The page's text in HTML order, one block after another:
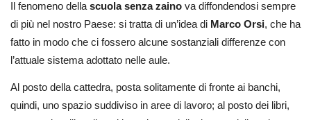
Il fenomeno della scuola senza zaino va diffondendosi sempre
di più nel nostro Paese: si tratta di un’idea di Marco Orsi, che ha
fatto in modo che ci fossero alcune sostanziali differenze con
l’attuale sistema adottato nelle aule.
Al posto della cattedra, posta solitamente di fronte ai banchi,
quindi, uno spazio suddiviso in aree di lavoro; al posto dei libri,